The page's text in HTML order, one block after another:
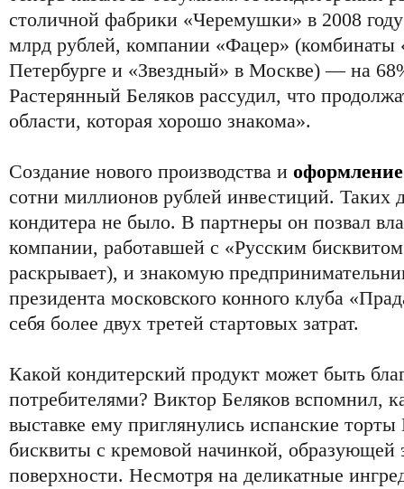
столичной фабрики «Черемушки» в 2008
млрд рублей, компании «Фацер»
Петербурге и «Звездный» в Москве) — на
Растерянный Беляков рассудил, что
области, которая хорошо знакома».
Создание нового производства и
сотни миллионов рублей инвестиций. Таких
кондитера не было. В партнеры он позвал
компании, работавшей с «Русским
раскрывает), и знакомую
президента московского конного клуба
себя более двух третей стартовых затрат.
Какой кондитерский продукт может быть
потребителями? Виктор Беляков вспомнил,
выставке ему приглянулись испанские
бисквиты с кремовой начинкой, образующей
поверхности. Несмотря на деликатные